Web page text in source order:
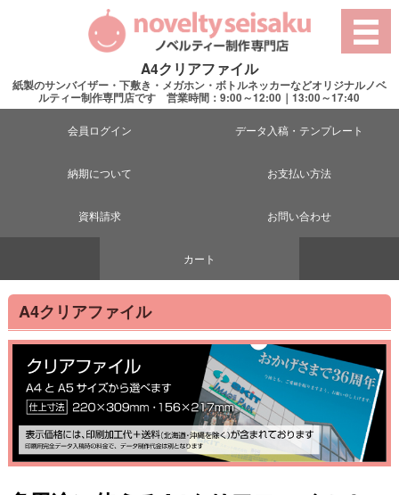
A4クリアファイル
紙製のサンバイザー・下敷き・メガホン・ボトルネッカーなどオリジナルノベ
ルティー制作専門店です 営業時間：9:00～12:00｜13:00～17:40
会員ログイン データ入稿・テンプレート
納期について お支払い方法
資料請求 お問い合わせ
カート
A4クリアファイル